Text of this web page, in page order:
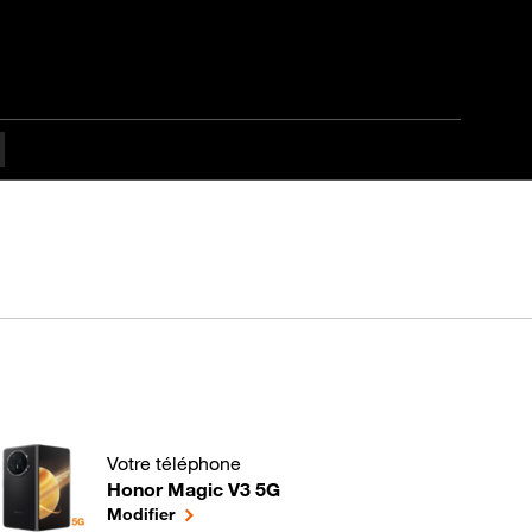
Votre téléphone
Honor Magic V3 5G
Comment optimiser la batterie de votre mobile
Modifierle téléphone sélectionné